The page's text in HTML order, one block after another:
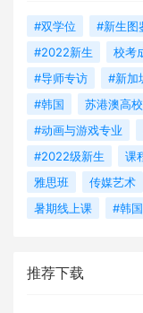
#双学位 #新生图
#2022新生
校考
#导师专访
#新加
#韩国
苏港澳高
#动画与游戏专业
#2022级新生
课
雅思班
传媒艺术
暑期线上课
#韩
推荐下载